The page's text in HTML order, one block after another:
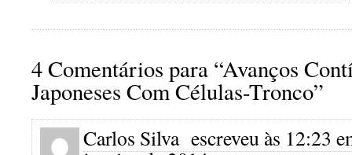
4 Comentários para “Avanços
Japoneses Com Células-Tronco”
Carlos Silva escreveu às 12:23